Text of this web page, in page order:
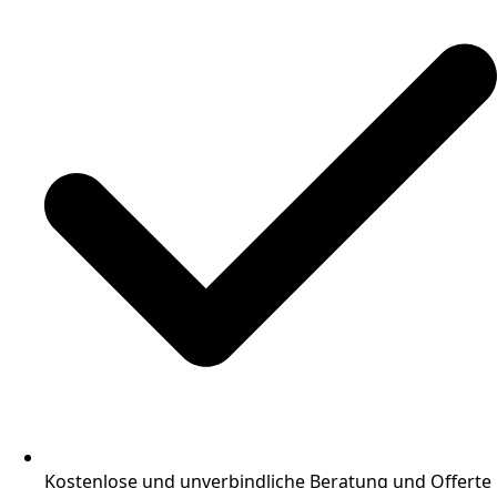
Kostenlose und unverbindliche Beratung und Offerte